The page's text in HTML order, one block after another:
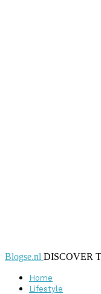
Blogse.nl DISCOVER
Home
Lifestyle